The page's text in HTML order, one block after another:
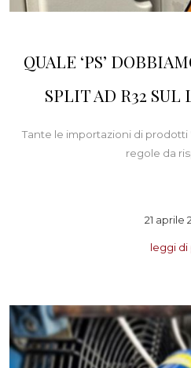
QUALE ‘PS’
SPLIT AD R32 SUL
Tante le importazioni di prodotti
regole da
21 aprile
leggi di